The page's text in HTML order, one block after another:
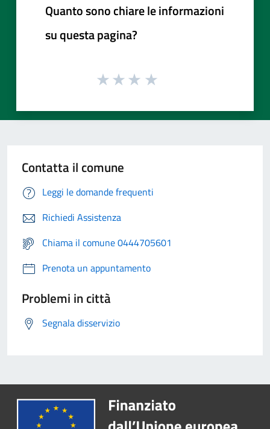
Quanto sono chiare le informazioni
su questa pagina?
Contatta il comune
Leggi le domande frequenti
Richiedi Assistenza
Chiama il comune 0444705601
Prenota un appuntamento
Problemi in città
Segnala disservizio